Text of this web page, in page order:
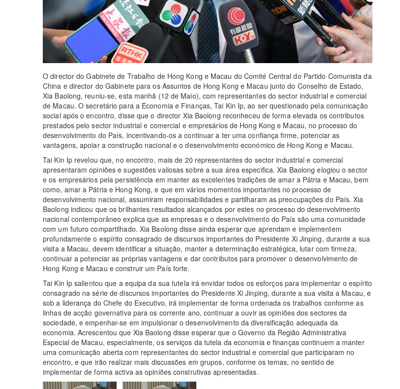
O director do Gabinete de Trabalho de Hong Kong e Macau do Comité Central do Partido Comunista da
China e director do Gabinete para os Assuntos de Hong Kong e Macau junto do Conselho de Estado,
Xia Baolong, reuniu-se, esta manhã (12 de Maio), com representantes do sector industrial e comercial
de Macau. O secretário para a Economia e Finanças, Tai Kin Ip, ao ser questionado pela comunicação
social após o encontro, disse que o director Xia Baolong reconheceu de forma elevada os contributos
prestados pelo sector industrial e comercial e empresários de Hong Kong e Macau, no processo do
desenvolvimento do País, incentivando-os a continuar a ter uma confiança firme, potenciar as
vantagens, apoiar a construção nacional e o desenvolvimento económico de Hong Kong e Macau.
Tai Kin Ip revelou que, no encontro, mais de 20 representantes do sector industrial e comercial
apresentaram opiniões e sugestões valiosas sobre a sua área especifica. Xia Baolong elogiou o sector
e os empresários pela persistência em manter as excelentes tradições de amar a Pátria e Macau, bem
como, amar a Pátria e Hong Kong, e que em vários momentos importantes no processo de
desenvolvimento nacional, assumiram responsabilidades e partilharam as preocupações do País. Xia
Baolong indicou que os brilhantes resultados alcançados por estes no processo do desenvolvimento
nacional contemporâneo explica que as empresas e o desenvolvimento do País são uma comunidade
com um futuro compartilhado. Xia Baolong disse ainda esperar que aprendam e implementem
profundamente o espírito consagrado de discursos importantes do Presidente Xi Jinping, durante a sua
visita a Macau, devem identificar a situação, manter a determinação estratégica, lutar com firmeza,
continuar a potenciar as próprias vantagens e dar contributos para promover o desenvolvimento de
Hong Kong e Macau e construir um País forte.
Tai Kin Ip salientou que a equipa da sua tutela irá envidar todos os esforços para implementar o espírito
consagrado na série de discursos importantes do Presidente Xi Jinping, durante a sua visita a Macau, e
sob a liderança do Chefe do Executivo, irá implementar de forma ordenada os trabalhos conforme as
linhas de acção governativa para os corrente ano, continuar a ouvir as opiniões dos sectores da
sociedade, e empenhar-se em impulsionar o desenvolvimento da diversificação adequada da
economia. Acrescentou que Xia Baolong disse esperar que o Governo da Região Administrativa
Especial de Macau, especialmente, os serviços da tutela da economia e finanças continuem a manter
uma comunicação aberta com representantes do sector industrial e comercial que participaram no
encontro, e que irão realizar mais discussões em grupos, conforme os temas, no sentido de
implementar de forma activa as opiniões construtivas apresentadas.